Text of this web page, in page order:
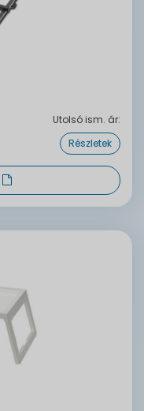
Utolsó ism. ár:
Részletek